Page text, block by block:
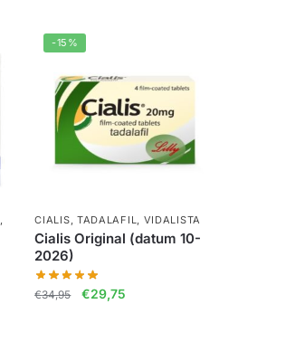
,
-15%
CIALIS, TADALAFIL, VIDALISTA
Cialis Original (datum 10-
2026)
€34,95
Oorspronkelijke
€29,75